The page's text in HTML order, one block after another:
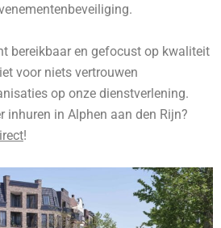
bereikbaar en gefocust op kwaliteit
voor niets vertrouwen
op onze dienstverlening.
inhuren in Alphen aan den Rijn?
!